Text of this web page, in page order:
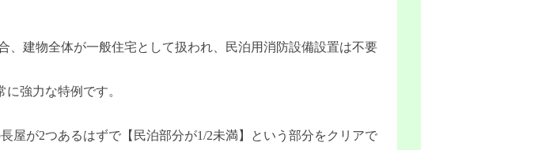
、建物全体が一般住宅として扱われ、民泊用消防設備設置は不要
強力な特例です。
屋が2つあるはずで【民泊部分が1/2未満】という部分をクリアで